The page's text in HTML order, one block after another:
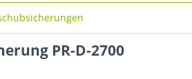
PR-D-2700